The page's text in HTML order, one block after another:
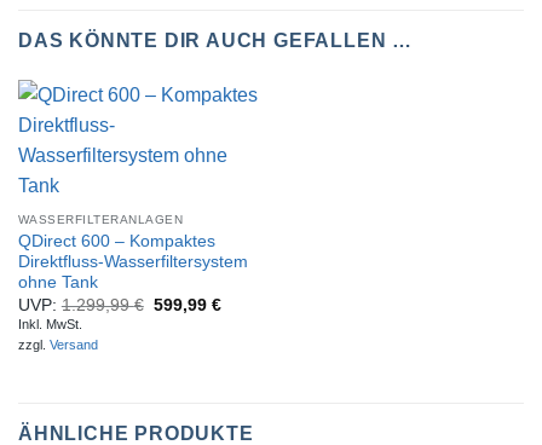
DAS KÖNNTE DIR AUCH GEFALLEN …
WASSERFILTERANLAGEN
QDirect 600 – Kompaktes
Direktfluss-Wasserfiltersystem
ohne Tank
UVP: 1.299,99€ 599,99 €
Inkl. MwSt.
zzgl. Versand
ÄHNLICHE PRODUKTE